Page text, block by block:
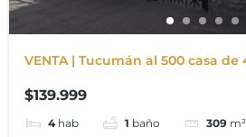
VENTA | Tucumán al 500 casa
$139.999
4 hab 1 baño 309 m²